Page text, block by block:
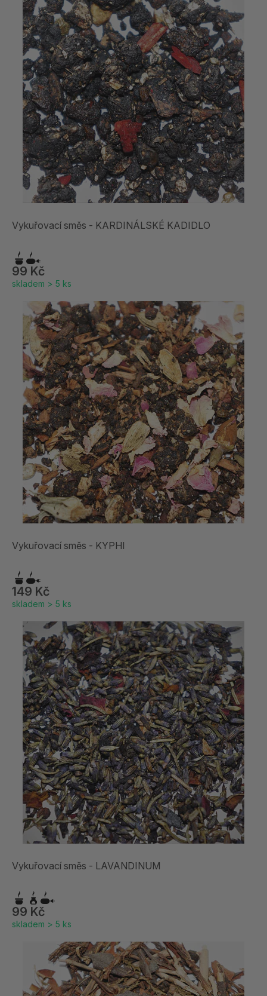
Vykuřovací směs - KARDINÁLSKÉ KADIDLO
99 Kč
skladem > 5 ks
Vykuřovací směs - KYPHI
149 Kč
skladem > 5 ks
Vykuřovací směs - LAVANDINUM
99 Kč
skladem > 5 ks